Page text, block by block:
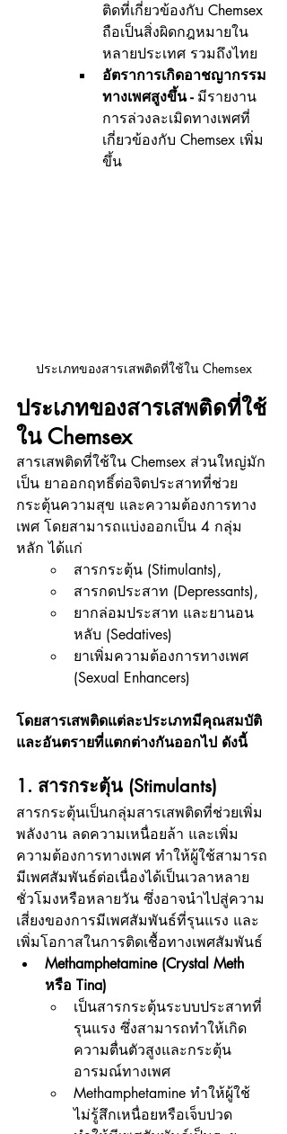
ติดที่เกี่ยวข้องกับ Chemsex
ถือเป็นสิ่งผิดกฎหมายใน
หลายประเทศ รวมถึงไทย
อัตราการเกิดอาชญากรรม
ทางเพศสูงขึ้น - มีรายงาน
การล่วงละเมิดทางเพศที่
เกี่ยวข้องกับ Chemsex เพิ่ม
ขึ้น
ประเภทของสารเสพติดที่ใช้ใน Chemsex
ประเภทของสารเสพติดที่ใช้
ใน Chemsex
สารเสพติดที่ใช้ใน Chemsex ส่วนใหญ่มัก
เป็น ยาออกฤทธิ์ต่อจิตประสาทที่ช่วย
กระตุ้นความสุข และความต้องการทาง
เพศ โดยสามารถแบ่งออกเป็น 4 กลุ่ม
หลัก ได้แก่
สารกระตุ้น (Stimulants),
สารกดประสาท (Depressants),
ยากล่อมประสาท และยานอน
หลับ (Sedatives)
ยาเพิ่มความต้องการทางเพศ
(Sexual Enhancers)
โดยสารเสพติดแต่ละประเภทมีคุณสมบัติ
และอันตรายที่แตกต่างกันออกไป ดังนี้
1. สารกระตุ้น (Stimulants)
สารกระตุ้นเป็นกลุ่มสารเสพติดที่ช่วยเพิ่ม
พลังงาน ลดความเหนื่อยล้า และเพิ่ม
ความต้องการทางเพศ ทำให้ผู้ใช้สามารถ
มีเพศสัมพันธ์ต่อเนื่องได้เป็นเวลาหลาย
ชั่วโมงหรือหลายวัน ซึ่งอาจนำไปสู่ความ
เสี่ยงของการมีเพศสัมพันธ์ที่รุนแรง และ
เพิ่มโอกาสในการติดเชื้อทางเพศสัมพันธ์
Methamphetamine (Crystal Meth
หรือ Tina)
เป็นสารกระตุ้นระบบประสาทที่
รุนแรง ซึ่งสามารถทำให้เกิด
ความตื่นตัวสูงและกระตุ้น
อารมณ์ทางเพศ
Methamphetamine ทำให้ผู้ใช้
ไม่รู้สึกเหนื่อยหรือเจ็บปวด